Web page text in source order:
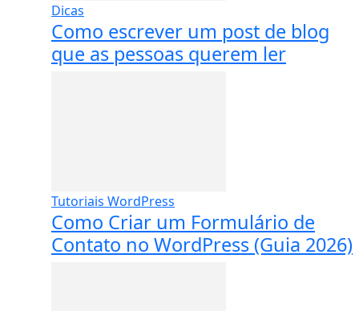
Dicas
Como escrever um post de blog
que as pessoas querem ler
Tutoriais WordPress
Como Criar um Formulário de
Contato no WordPress (Guia 2026)